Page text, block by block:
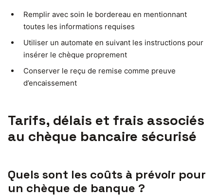
Remplir avec soin le bordereau en mentionnant
toutes les informations requises
Utiliser un automate en suivant les instructions pour
insérer le chèque proprement
Conserver le reçu de remise comme preuve
d’encaissement
Tarifs, délais et frais associés
au chèque bancaire sécurisé
Quels sont les coûts à prévoir pour
un chèque de banque ?